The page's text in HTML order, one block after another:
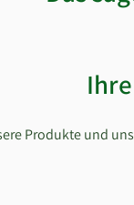
Produkte und